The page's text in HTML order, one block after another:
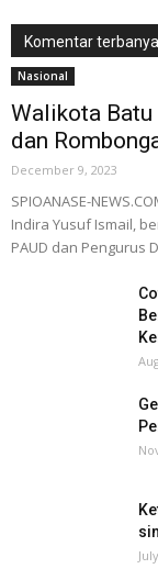
Komentar
Nasional
Walikota
dan
December 9, 2023
SPIOANASE-
Indira Yusuf Ismail,
PAUD dan Pengurus